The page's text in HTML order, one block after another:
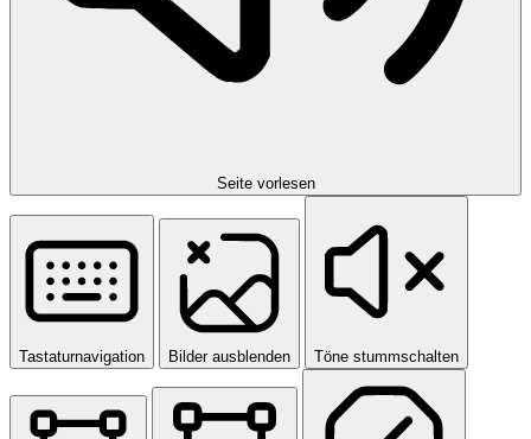
Seite vorlesen
Tastaturnavigation Bilder ausblenden Töne stummschalten